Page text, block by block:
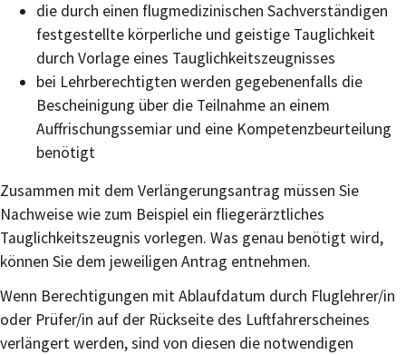
die durch einen flugmedizinischen Sachverständigen
festgestellte körperliche und geistige Tauglichkeit
durch Vorlage eines Tauglichkeitszeugnisses
bei Lehrberechtigten werden gegebenenfalls die
Bescheinigung über die Teilnahme an einem
Auffrischungssemiar und eine Kompetenzbeurteilung
benötigt
Zusammen mit dem Verlängerungsantrag müssen Sie
Nachweisewie zum Beispiel ein fliegerärztliches
Tauglichkeitszeugnis vorlegen. Was genau benötigt wird,
können Sie dem jeweiligen Antrag entnehmen.
Wenn Berechtigungen mit Ablaufdatum durch Fluglehrer/in
oder Prüfer/in auf der Rückseite des Luftfahrerscheines
verlängert werden, sind von diesen die notwendigen